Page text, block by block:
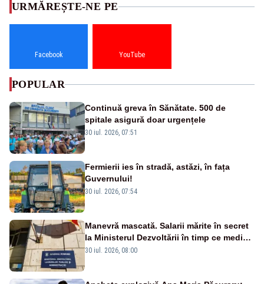
URMĂREȘTE-NE PE
Facebook YouTube
POPULAR
Continuă greva în Sănătate. 500 de
spitale asigură doar urgențele
30 iul. 2026, 07:51
Fermierii ies în stradă, astăzi, în fața
Guvernului!
30 iul. 2026, 07:54
Manevră mascată. Salarii mărite în secret
la Ministerul Dezvoltării în timp ce medicii
ies în stradă
30 iul. 2026, 08:00